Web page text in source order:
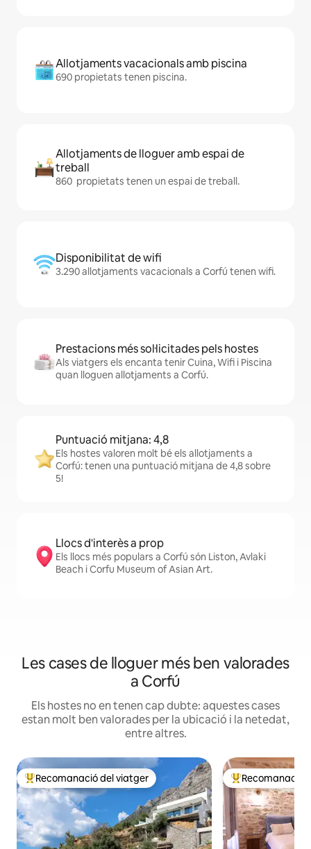
Allotjaments vacacionals amb piscina
690 propietats tenen piscina.
Allotjaments de lloguer amb espai de
treball
860 propietats tenen un espai de treball.
Disponibilitat de wifi
3.290 allotjaments vacacionals a Corfú tenen wifi.
Prestacions més sol·licitades pels hostes
Als viatgers els encanta tenir Cuina, Wifi i Piscina
quan lloguen allotjaments a Corfú.
Puntuació mitjana: 4,8
Els hostes valoren molt bé els allotjaments a
Corfú: tenen una puntuació mitjana de 4,8 sobre
5!
Llocs d'interès a prop
Els llocs més populars a Corfú són Liston, Avlaki
Beach i Corfu Museum of Asian Art.
Les cases de lloguer més ben valorades
a Corfú
Els hostes no en tenen cap dubte: aquestes cases
estan molt ben valorades per la ubicació i la netedat,
entre altres.
Principals recomanacions dels viatgers
Recomanació del viatger Principals
Recomanació